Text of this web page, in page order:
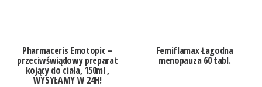
Pharmaceris Emotopic –
przeciwświądowy preparat
kojący do ciała, 150ml ,
WYSYŁAMY W 24H!
Femiflamax Łagodna
menopauza 60 tabl.